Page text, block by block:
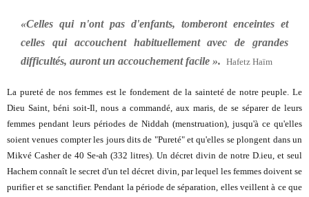
«Celles qui n'ont pas d'enfants, tomberont enceintes et
celles qui accouchent habituellement avec de grandes
difficultés, auront un accouchement facile ». Hafetz Haïm
La pureté de nos femmes est le fondement de la sainteté de notre peuple. Le
Dieu Saint, béni soit-Il, nous a commandé, aux maris, de se séparer de leurs
femmes pendant leurs périodes de Niddah (menstruation), jusqu'à ce qu'elles
soient venues compter les jours dits de "Pureté" et qu'elles se plongent dans un
Mikvé Casher de 40 Se-ah (332 litres). Un décret divin de notre D.ieu, et seul
Hachem connaît le secret d'un tel décret divin, par lequel les femmes doivent se
purifier et se sanctifier. Pendant la période de séparation, elles veillent à ce que